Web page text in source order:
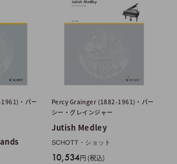
・パー
Percy Grainger (1882-1961)・パー
シー・グレインジャー
Jutish Medley
SCHOTT・ショット
販
10,534円 (税込)